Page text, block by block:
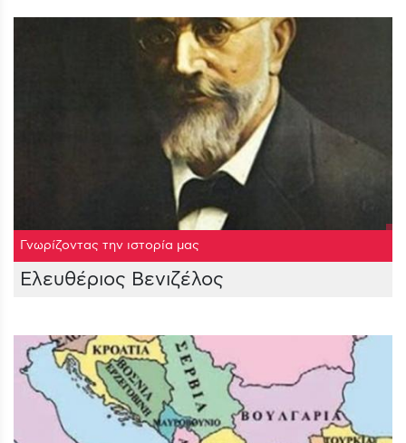
Γνωρίζοντας την ιστορία μας
Ελευθέριος Βενιζέλος